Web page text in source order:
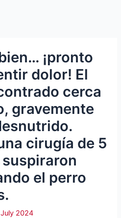
¡pronto
dolor! El
cerca
gravemente
cirugía de 5
el perro
July 2024